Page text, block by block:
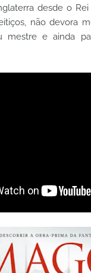
desde o
não devora
mestre e ainda